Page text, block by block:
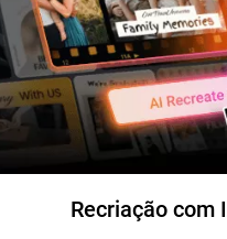
Recriação com